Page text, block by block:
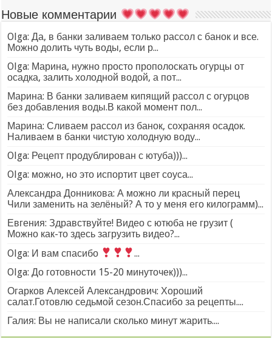
Новые комментарии
Olga: Да, в банки заливаем только рассол с банок и все.
Можно долить чуть воды, если р...
Olga: Марина, нужно просто прополоскать огурцы от
осадка, залить холодной водой, а пот...
Марина: В банки заливаем кипящий рассол с огурцов
без добавления воды.В какой момент пол...
Марина: Сливаем рассол из банок, сохраняя осадок.
Наливаем в банки чистую холодную воду...
Olga: Рецепт продублирован с ютуба)))...
Olga: можно, но это испортит цвет соуса...
Александра Донникова: А можно ли красный перец
Чили заменить на зелёный? А то у меня его килограмм)...
Евгения: Здравствуйте! Видео с ютюба не грузит (
Можно как-то здесь загрузить видео?...
Olga: И вам спасибо
...
Olga: До готовности 15-20 минуточек)))...
Огарков Алексей Александрович: Хороший
салат.Готовлю седьмой сезон.Спасибо за рецепты....
Галия: Вы не написали сколько минут жарить....